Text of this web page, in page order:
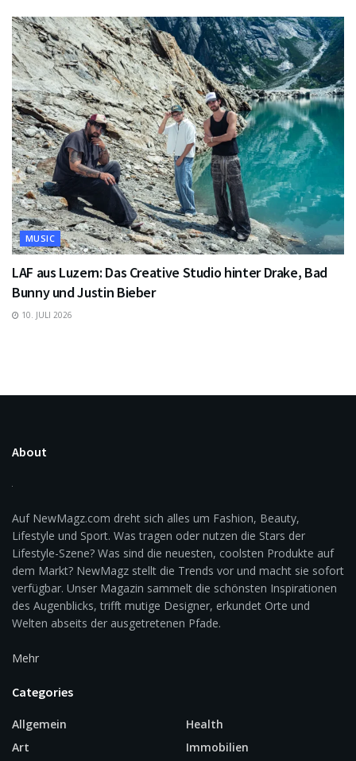
MUSIC
LAF aus Luzern: Das Creative Studio hinter Drake, Bad
Bunny und Justin Bieber
10. JULI 2026
About
Auf NewMagz.com dreht sich alles um Fashion, Beauty,
Lifestyle und Sport. Was tragen oder nutzen die Stars der
Lifestyle-Szene? Was sind die neuesten, coolsten Produkte auf
dem Markt? NewMagz stellt die Trends vor und macht sie sofort
verfügbar. Unser Magazin sammelt die schönsten Inspirationen
des Augenblicks, trifft mutige Designer, erkundet Orte und
Welten abseits der ausgetretenen Pfade.
Mehr
Categories
Allgemein
Art
Health
Immobilien